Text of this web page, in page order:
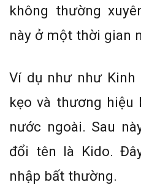
không thường
này ở một thời gian
Ví dụ như như Kinh
kẹo và thương hiệu
nước ngoài. Sau
đổi tên là Kido.
nhập bất thường.